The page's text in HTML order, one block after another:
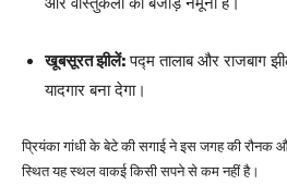
खूबसूरत झीलें:पद्म तालाब और राजबाग
यादगार बना देगा।
प्रियंका गांधी के बेटे की सगाई ने इस जगह की रौनक
स्थित यह स्थल वाकई किसी सपने से कम नहीं है।